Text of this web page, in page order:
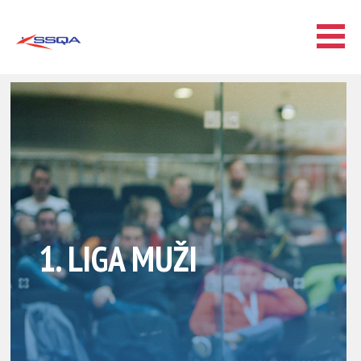
1. LIGA MUŽI